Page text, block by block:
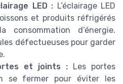
LED : L’éclairage LED
et produits réfrigérés
d’énergie.
défectueuses pour garder
et joints : Les portes
se fermer pour éviter les